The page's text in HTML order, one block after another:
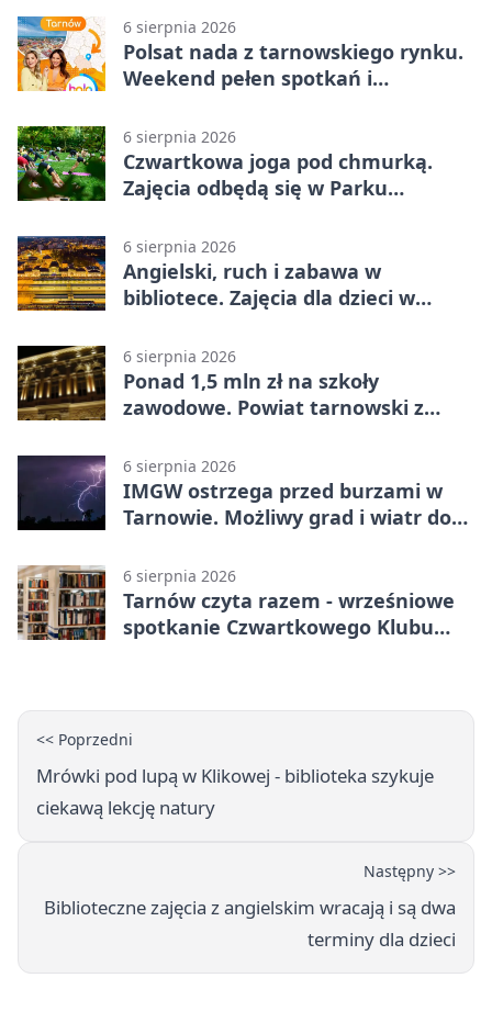
6 sierpnia 2026
Polsat nada z tarnowskiego rynku.
Weekend pełen spotkań i
6 sierpnia 2026
Czwartkowa joga pod chmurką.
Zajęcia odbędą się w Parku
6 sierpnia 2026
Angielski, ruch i zabawa w
bibliotece. Zajęcia dla dzieci w
6 sierpnia 2026
Ponad 1,5 mln zł na szkoły
zawodowe. Powiat tarnowski z
6 sierpnia 2026
IMGW ostrzega przed burzami w
Tarnowie. Możliwy grad i wiatr do
6 sierpnia 2026
Tarnów czyta razem - wrześniowe
spotkanie Czwartkowego Klubu
<< Poprzedni
Mrówki pod lupą w Klikowej - biblioteka szykuje
ciekawą lekcję natury
Następny >>
Biblioteczne zajęcia z angielskim wracają i są dwa
terminy dla dzieci